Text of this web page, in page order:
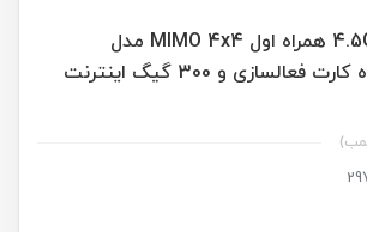
مودم TD/Lteو 4.5G همراه اول MIMO 4x4 مدل
HA6400 به همراه کارت فعالسازی و 300 گیگ اینترنت